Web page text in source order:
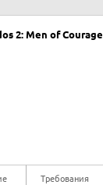
2: Men of Courage
Требования